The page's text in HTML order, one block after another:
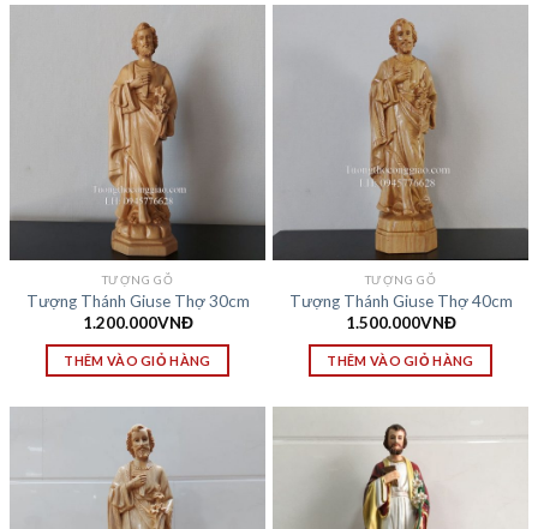
TƯỢNG GỖ
Tượng Thánh Giuse Thợ 30cm
1.200.000VNĐ
THÊM VÀO GIỎ HÀNG
TƯỢNG GỖ
Tượng Thánh Giuse Thợ 40cm
1.500.000VNĐ
THÊM VÀO GIỎ HÀNG